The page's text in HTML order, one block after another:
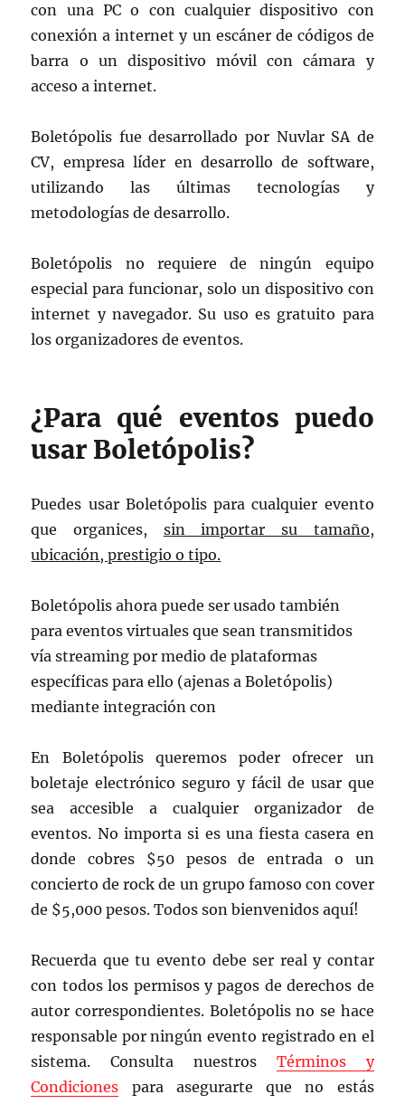
con una PC o con cualquier dispositivo con
conexión a internet y un escáner de códigos de
barra o un dispositivo móvil con cámara y
acceso a internet.
Boletópolis fue desarrollado por Nuvlar SA de
CV, empresa líder en desarrollo de software,
utilizando las últimas tecnologías y
metodologías de desarrollo.
Boletópolis no requiere de ningún equipo
especial para funcionar, solo un dispositivo con
internet y navegador. Su uso es gratuito para
los organizadores de eventos.
¿Para qué eventos puedo
usar Boletópolis?
Puedes usar Boletópolis para cualquier evento
que organices, sin importar su tamaño,
ubicación, prestigio o tipo.
Boletópolis ahora puede ser usado también
para eventos virtuales que sean transmitidos
vía streaming por medio de plataformas
específicas para ello (ajenas a Boletópolis)
mediante integración con
En Boletópolis queremos poder ofrecer un
boletaje electrónico seguro y fácil de usar que
sea accesible a cualquier organizador de
eventos. No importa si es una fiesta casera en
donde cobres $50 pesos de entrada o un
concierto de rock de un grupo famoso con cover
de $5,000 pesos. Todos son bienvenidos aquí!
Recuerda que tu evento debe ser real y contar
con todos los permisos y pagos de derechos de
autor correspondientes. Boletópolis no se hace
responsable por ningún evento registrado en el
sistema. Consulta nuestros Términos y
Condiciones para asegurarte que no estás